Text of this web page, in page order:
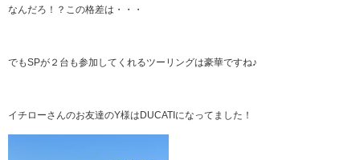
なんだろ！？この格差は・・・
でもSPが２台も参加してくれるツーリングは豪華ですね♪
イチローさんのお友達のY様はDUCATIになってました！